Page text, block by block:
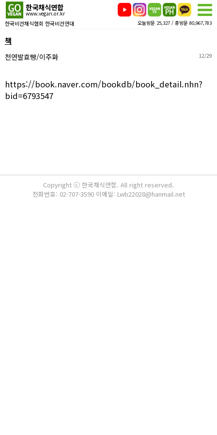
한국채식연합
www.vegan.or.kr
한국비건채식협회 한국비건연대 오늘방문 25,327 / 총방문 80,967,783
책
천연발효빵/이주화 12/29
https://book.naver.com/bookdb/book_detail.nhn?
bid=6793547
Copyright ⓒ 한국채식연합. All right reserved.
전화번호: 02-707-3590 이메일: Lwb22028@hanmail.net